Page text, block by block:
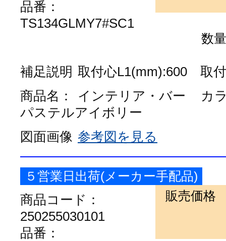
品番：
TS134GLMY7#SC1
数量
補足説明 取付心L1(mm):600 取
商品名：
インテリア・バー
カ
パステルアイボリー
図面画像 参考図を見る
５営業日出荷(メーカー手配品)
商品コード：
250255030101
品番：
販売価格